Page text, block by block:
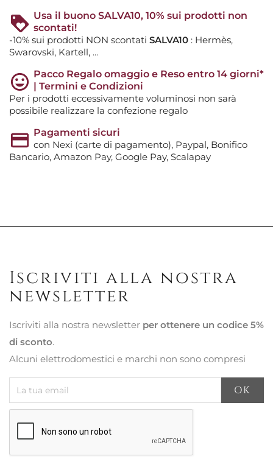
Usa il buono SALVA10, 10% sui prodotti non
scontati!
-10% sui prodotti NON scontati SALVA10 : Hermès,
Swarovski, Kartell, ...
Pacco Regalo omaggio e Reso entro 14 giorni*
| Termini e Condizioni
Per i prodotti eccessivamente voluminosi non sarà
possibile realizzare la confezione regalo
Pagamenti sicuri
con Nexi (carte di pagamento), Paypal, Bonifico
Bancario, Amazon Pay, Google Pay, Scalapay
Iscriviti alla nostra
newsletter
Iscriviti alla nostra newsletter per ottenere un codice 5%
di sconto.
Alcuni elettrodomestici e marchi non sono compresi